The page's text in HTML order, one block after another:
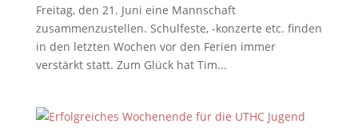
Freitag, den 21. Juni eine Mannschaft
zusammenzustellen. Schulfeste, -konzerte etc. finden
in den letzten Wochen vor den Ferien immer
verstärkt statt. Zum Glück hat Tim...